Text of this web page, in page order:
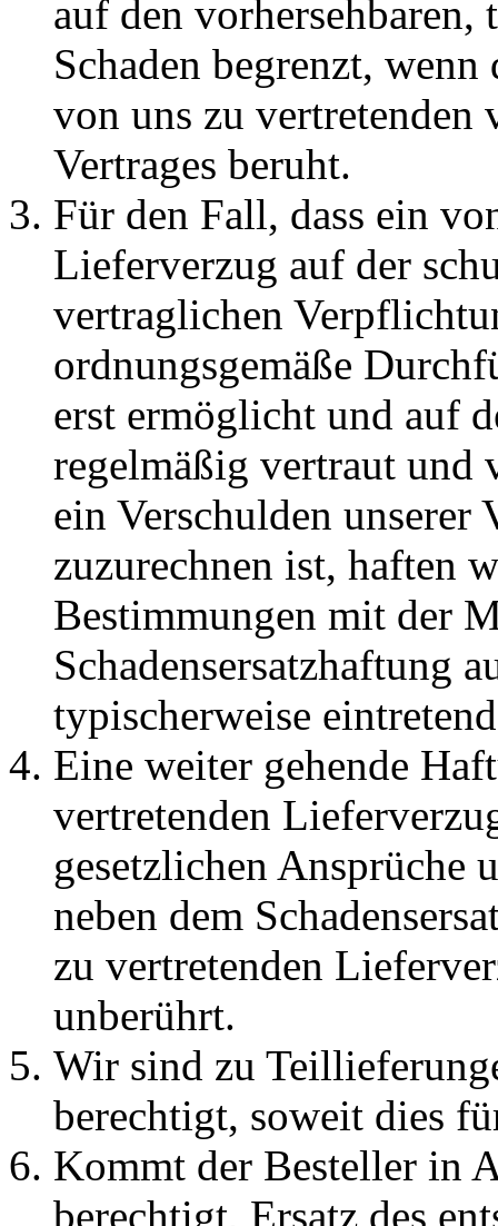
auf den vorhersehbaren,
Schaden begrenzt,
von uns zu vertretenden
Vertrages beruht.
Für den Fall, dass ein
Lieferverzug auf der
vertraglichen
ordnungsgemäße
erst ermöglicht und auf
regelmäßig vertraut und
ein Verschulden
zuzurechnen ist, haften
Bestimmungen mit der
Schadensersatzhaftung
typischerweise
Eine weiter gehende
vertretenden
gesetzlichen Ansprüche
neben dem
zu vertretenden
unberührt.
Wir sind zu
berechtigt, soweit dies
Kommt der Besteller in
berechtigt, Ersatz des